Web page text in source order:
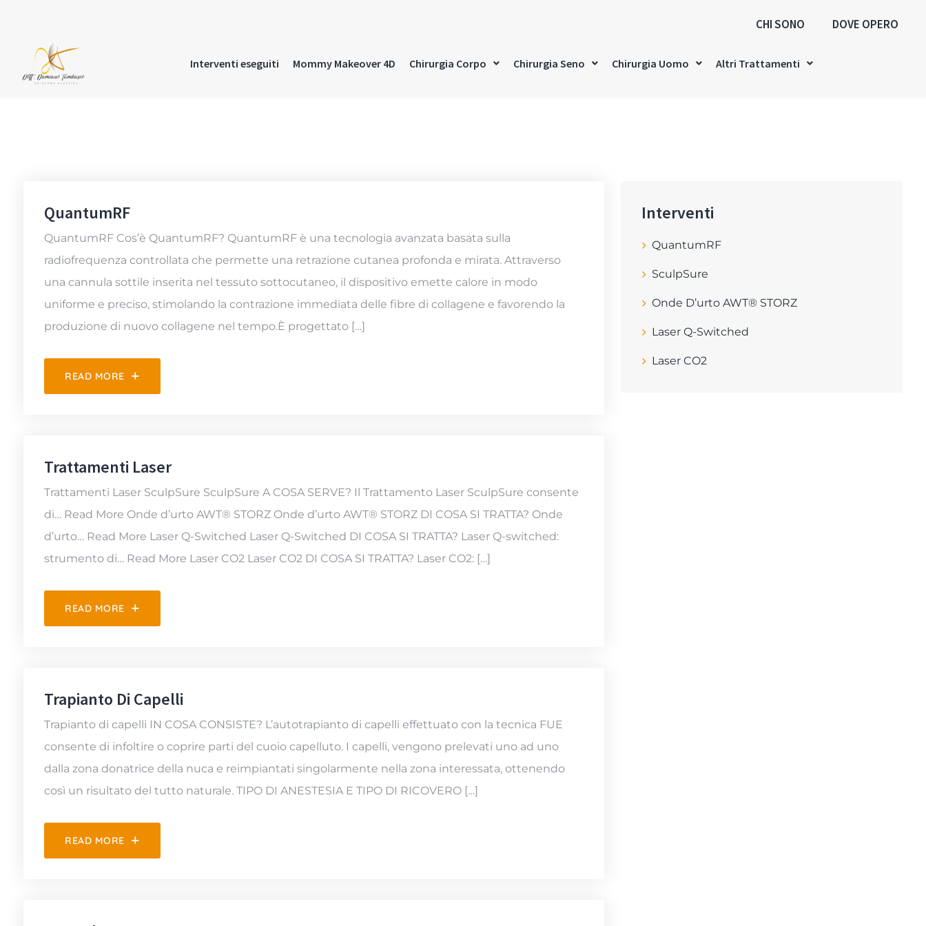
CHI SONO DOVE OPERO
Interventi eseguiti Mommy Makeover 4D Chirurgia Corpo Chirurgia Seno Chirurgia Uomo Altri Trattamenti
QuantumRF
QuantumRF Cos’è QuantumRF? QuantumRF è una tecnologia avanzata basata sulla
radiofrequenza controllata che permette una retrazione cutanea profonda e mirata. Attraverso
una cannula sottile inserita nel tessuto sottocutaneo, il dispositivo emette calore in modo
uniforme e preciso, stimolando la contrazione immediata delle fibre di collagene e favorendo la
produzione di nuovo collagene nel tempo.È progettato […]
READ MORE
Trattamenti Laser
Trattamenti Laser SculpSure SculpSure A COSA SERVE? Il Trattamento Laser SculpSure consente
di… Read More Onde d’urto AWT® STORZ Onde d’urto AWT® STORZ DI COSA SI TRATTA? Onde
d’urto… Read More Laser Q-Switched Laser Q-Switched DI COSA SI TRATTA? Laser Q-switched:
strumento di… Read More Laser CO2 Laser CO2 DI COSA SI TRATTA? Laser CO2: […]
READ MORE
Trapianto Di Capelli
Trapianto di capelli IN COSA CONSISTE? L’autotrapianto di capelli effettuato con la tecnica FUE
consente di infoltire o coprire parti del cuoio capelluto. I capelli, vengono prelevati uno ad uno
dalla zona donatrice della nuca e reimpiantati singolarmente nella zona interessata, ottenendo
così un risultato del tutto naturale. TIPO DI ANESTESIA E TIPO DI RICOVERO […]
READ MORE
Interventi
QuantumRF
SculpSure
Onde D’urto AWT® STORZ
Laser Q-Switched
Laser CO2